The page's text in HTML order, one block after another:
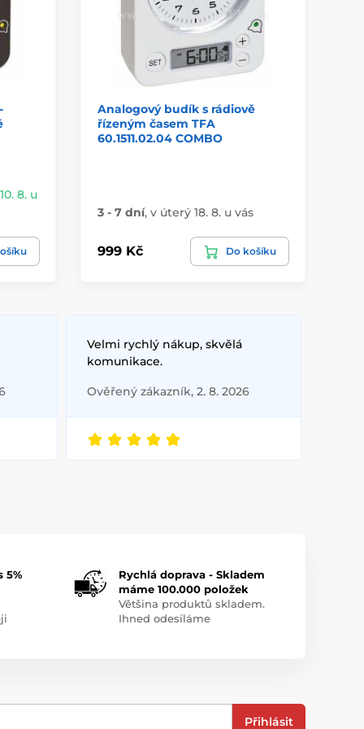
8. u
Analogový budík s rádiově
řízeným časem TFA
60.1511.02.04 COMBO
3 - 7 dní, v úterý 18. 8. u vás
999 Kč Do košíku
Velmi rychlý nákup, skvělá
komunikace.
Ověřený zákazník, 2. 8. 2026
5%
Rychlá doprava - Skladem
máme 100.000 položek
Většina produktů skladem.
Ihned odesíláme
Přihlásit